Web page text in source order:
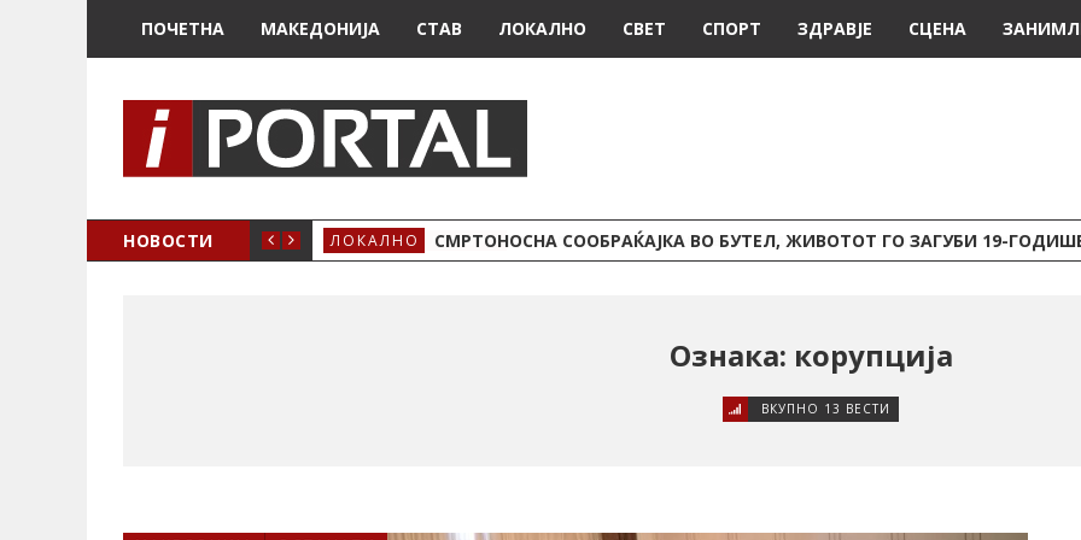
ПОЧЕТНА МАКЕДОНИЈА СТАВ ЛОКАЛНО СВЕТ СПОРТ ЗДРАВЈЕ СЦЕНА
НОВОСТИ ЛОКАЛНО СМРТОНОСНА СООБРАЌАЈКА ВО БУТЕЛ, ЖИВОТОТ ГО ЗАГУБИ 19-
Ознака: корупција
ВКУПНО 13 ВЕСТИ